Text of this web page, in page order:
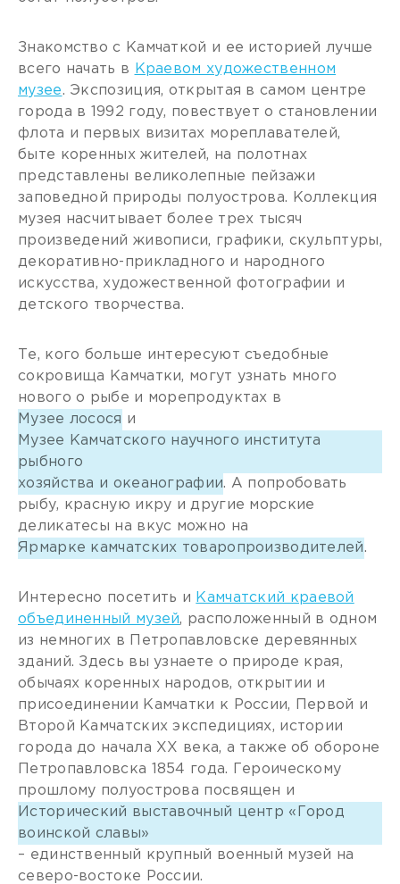
Знакомство с Камчаткой и ее историей лучше
всего начать в
Краевом художественном
музее. Экспозиция, открытая в самом центре
города в 1992 году, повествует о становлении
флота и первых визитах мореплавателей,
быте коренных жителей, на полотнах
представлены великолепные пейзажи
заповедной природы полуострова. Коллекция
музея насчитывает более трех тысяч
произведений живописи, графики, скульптуры,
декоративно-прикладного и народного
искусства, художественной фотографии и
детского творчества.
Те, кого больше интересуют съедобные
сокровища Камчатки, могут узнать много
нового о рыбе и морепродуктах в
Музее лосося и
Музее Камчатского научного института
рыбного
хозяйства и океанографии. А попробовать
рыбу, красную икру и другие морские
деликатесы на вкус можно на
Ярмарке камчатских товаропроизводителей.
Интересно посетить и Камчатский краевой
объединенный музей, расположенный в одном
из немногих в Петропавловске деревянных
зданий. Здесь вы узнаете о природе края,
обычаях коренных народов, открытии и
присоединении Камчатки к России, Первой и
Второй Камчатских экспедициях, истории
города до начала XX века, а также об обороне
Петропавловска 1854 года. Героическому
прошлому полуострова посвящен и
Исторический выставочный центр «Город
воинской славы»
– единственный крупный военный музей на
северо-востоке России.